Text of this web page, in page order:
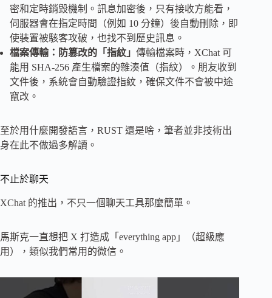
密和定時銷毀機制。訊息加密後，只有接收方能看，
伺服器會在指定時間（例如 10 分鐘）後自動刪除，即
使裝置被駭客攻破，也找不到歷史訊息。
檔案傳輸：防篡改的「指紋」 傳輸檔案時，XChat 可
能用 SHA-256 產生檔案的雜湊值（指紋）。朋友收到
文件後，系統會自動驗證指紋，確保文件不會被中途
竄改。
至於用什麼開發語言，RUST 還是啥，筆者並非技術出
身在此不做過多解讀。
不止於聊天
XChat 的推出，不只一個聊天工具那麼簡單。
馬斯克一直想把 X 打造成「everything app」（超級應
用），類似我們常用的微信。